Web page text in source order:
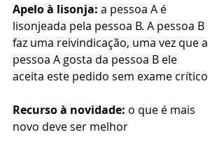
Apelo à lisonja: a pessoa A é
lisonjeada pela pessoa B. A pessoa B
faz uma reivindicação, uma vez que a
pessoa A gosta da pessoa B ele
aceita este pedido sem exame crítico
Recurso à novidade: o que é mais
novo deve ser melhor